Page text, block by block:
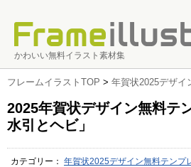
かわいい無料イラスト素材集
フレームイラストTOP > 年賀状2025デザイ
2025年賀状デザイン無料テ
水引とヘビ」
カテゴリー： 年賀状2025デザイン無料テンプ